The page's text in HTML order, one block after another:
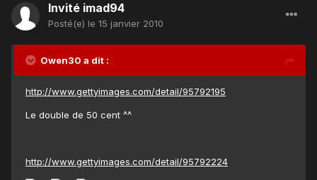
Invité imad94
Posté(e) le 15 janvier 2010
Owen30 a dit :
http://www.gettyimages.com/detail/95792195
Le double de 50 cent ^^
http://www.gettyimages.com/detail/95792224